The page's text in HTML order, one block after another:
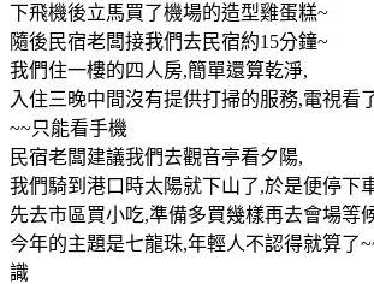
下飛機後立馬買了機場的造型雞蛋糕~
隨後民宿老闆接我們去民宿約15分鐘~
我們住一樓的四人房,簡單還算乾淨,
入住三晚中間沒有提供打掃的服務,電視看
~~只能看手機
民宿老闆建議我們去觀音亭看夕陽,
我們騎到港口時太陽就下山了,於是便停下
先去市區買小吃,準備多買幾樣再去會場等
今年的主題是七龍珠,年輕人不認得就算了
識